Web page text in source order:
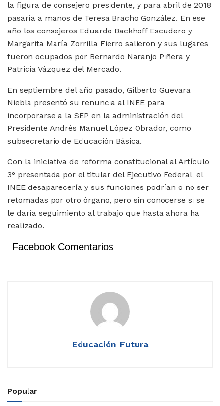
la figura de consejero presidente, y para abril de 2018
pasaría a manos de Teresa Bracho González. En ese
año los consejeros Eduardo Backhoff Escudero y
Margarita María Zorrilla Fierro salieron y sus lugares
fueron ocupados por Bernardo Naranjo Piñera y
Patricia Vázquez del Mercado.
En septiembre del año pasado, Gilberto Guevara
Niebla presentó su renuncia al INEE para
incorporarse a la SEP en la administración del
Presidente Andrés Manuel López Obrador, como
subsecretario de Educación Básica.
Con la iniciativa de reforma constitucional al Artículo
3° presentada por el titular del Ejecutivo Federal, el
INEE desaparecería y sus funciones podrían o no ser
retomadas por otro órgano, pero sin conocerse si se
le daría seguimiento al trabajo que hasta ahora ha
realizado.
Facebook Comentarios
Educación Futura
Popular